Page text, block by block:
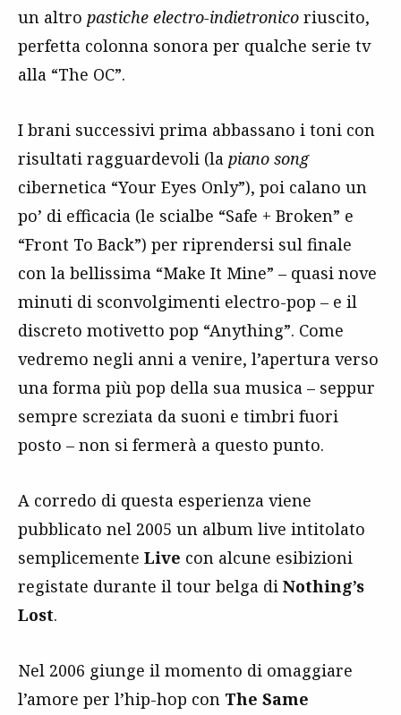
un altro pastiche electro-indietronico riuscito,
perfetta colonna sonora per qualche serie tv
alla “The OC”.
I brani successivi prima abbassano i toni con
risultati ragguardevoli (la piano song
cibernetica “Your Eyes Only”), poi calano un
po’ di efficacia (le scialbe “Safe + Broken” e
“Front To Back”) per riprendersi sul finale
con la bellissima “Make It Mine” – quasi nove
minuti di sconvolgimenti electro-pop – e il
discreto motivetto pop “Anything”. Come
vedremo negli anni a venire, l’apertura verso
una forma più pop della sua musica – seppur
sempre screziata da suoni e timbri fuori
posto – non si fermerà a questo punto.
A corredo di questa esperienza viene
pubblicato nel 2005 un album live intitolato
semplicemente Live con alcune esibizioni
registate durante il tour belga di Nothing’s
Lost.
Nel 2006 giunge il momento di omaggiare
l’amore per l’hip-hop con The Same